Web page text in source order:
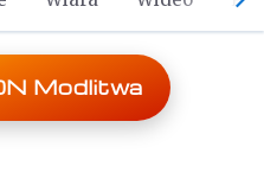
Modlitwa